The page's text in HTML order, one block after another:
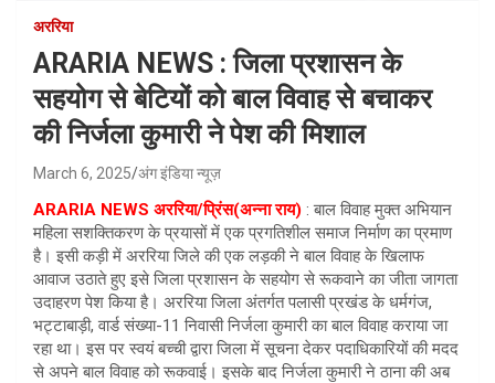
अररिया
ARARIA NEWS : जिला प्रशासन के
सहयोग से बेटियों को बाल विवाह से बचाकर
की निर्जला कुमारी ने पेश की मिशाल
March 6, 2025 अंग इंडिया न्यूज़
ARARIA NEWS अररिया/प्रिंस(अन्ना राय) : बाल विवाह मुक्त अभियान
महिला सशक्तिकरण के प्रयासों में एक प्रगतिशील समाज निर्माण का प्रमाण
है। इसी कड़ी में अररिया जिले की एक लड़की ने बाल विवाह के खिलाफ
आवाज उठाते हुए इसे जिला प्रशासन के सहयोग से रूकवाने का जीता जागता
उदाहरण पेश किया है। अररिया जिला अंतर्गत पलासी प्रखंड के धर्मगंज,
भट्टाबाड़ी, वार्ड संख्या-11 निवासी निर्जला कुमारी का बाल विवाह कराया जा
रहा था। इस पर स्वयं बच्ची द्वारा जिला में सूचना देकर पदाधिकारियों की मदद
से अपने बाल विवाह को रूकवाई। इसके बाद निर्जला कुमारी ने ठाना की अब